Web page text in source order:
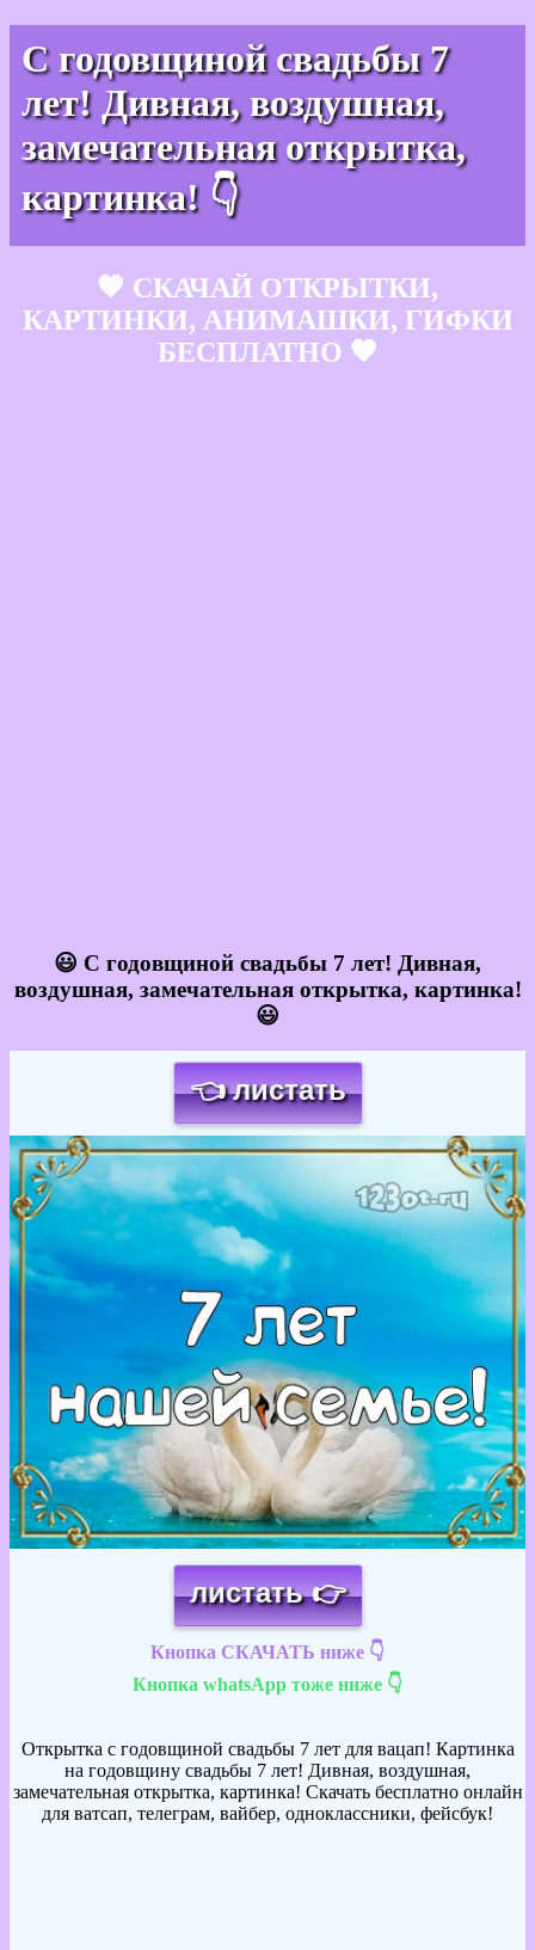
С годовщиной свадьбы 7
лет! Дивная, воздушная,
замечательная открытка,
картинка! 👇
🧡 СКАЧАЙ ОТКРЫТКИ,
КАРТИНКИ, АНИМАШКИ, ГИФКИ
БЕСПЛАТНО 🧡
😃 С годовщиной свадьбы 7 лет! Дивная,
воздушная, замечательная открытка, картинка!
😃
👈 листать
Загрузка картинки...
листать 👉
Кнопка СКАЧАТЬ ниже 👇
Кнопка whatsApp тоже ниже 👇
Открытка с годовщиной свадьбы 7 лет для вацап! Картинка
на годовщину свадьбы 7 лет! Дивная, воздушная,
замечательная открытка, картинка! Скачать бесплатно онлайн
для ватсап, телеграм, вайбер, одноклассники, фейсбук!